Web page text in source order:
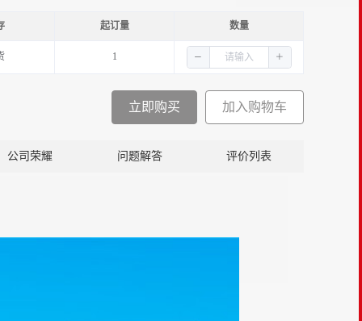
起订量 数量
1
立即购买 加入购物车
公司荣耀 问题解答 评价列表